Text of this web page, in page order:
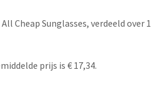
Cheap Sunglasses, verdeeld over
prijs is € 17,34.